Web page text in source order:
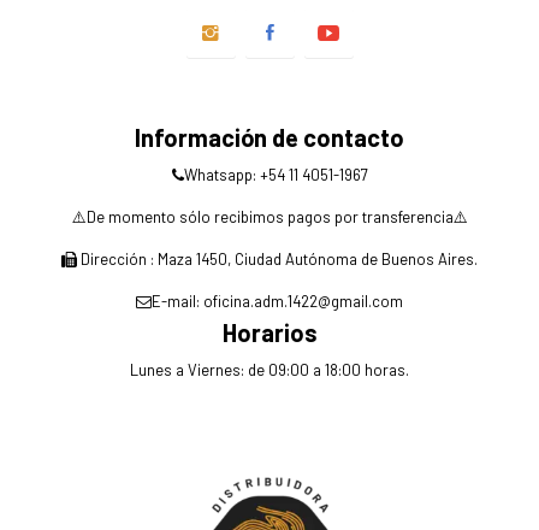
Información de contacto
Whatsapp: +54 11 4051-1967
⚠️De momento sólo recibimos pagos por transferencia⚠️
Dirección : Maza 1450, Ciudad Autónoma de Buenos Aires.
E-mail: oficina.adm.1422@gmail.com
Horarios
Lunes a Viernes: de 09:00 a 18:00 horas.